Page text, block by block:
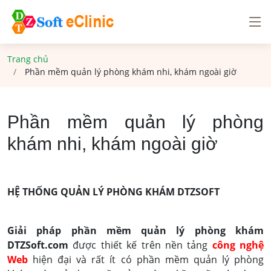
Trang chủ
Phần mềm quản lý phòng khám nhi, khám ngoài giờ
Phần mềm quản lý phòng
khám nhi, khám ngoài giờ
HỆ THỐNG QUẢN LÝ PHÒNG KHÁM DTZSOFT
Giải pháp phần mềm quản lý phòng khám
DTZSoft.com được thiết kế trên nền tảng công nghệ
Web hiện đại và rất ít có phần mềm quản lý phòng